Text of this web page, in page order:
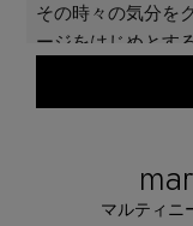
ブランド
【予約】新作
アイテム一覧
最新トレンド
いち早くお届
その時々の気分を
ージをはじめとす
「マルティニーク
ランドや個性が際
ム、トレンドを絶
マルティニ